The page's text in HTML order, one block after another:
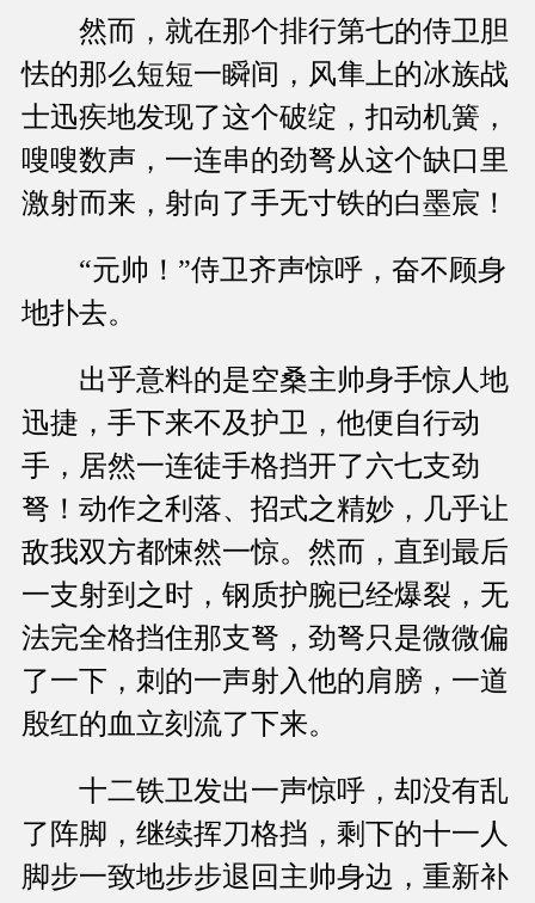
然而，就在那个排行第七的侍卫胆
怯的那么短短一瞬间，风隼上的冰族战
士迅疾地发现了这个破绽，扣动机簧，
嗖嗖数声，一连串的劲弩从这个缺口里
激射而来，射向了手无寸铁的白墨宸！
“元帅！”侍卫齐声惊呼，奋不顾身
地扑去。
出乎意料的是空桑主帅身手惊人地
迅捷，手下来不及护卫，他便自行动
手，居然一连徒手格挡开了六七支劲
弩！动作之利落、招式之精妙，几乎让
敌我双方都悚然一惊。然而，直到最后
一支射到之时，钢质护腕已经爆裂，无
法完全格挡住那支弩，劲弩只是微微偏
了一下，刺的一声射入他的肩膀，一道
殷红的血立刻流了下来。
十二铁卫发出一声惊呼，却没有乱
了阵脚，继续挥刀格挡，剩下的十一人
脚步一致地步步退回主帅身边，重新补